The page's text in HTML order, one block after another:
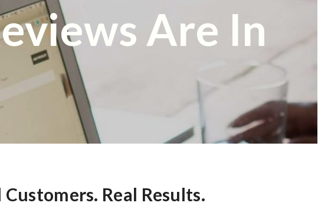
Are In
Customers. Real Results.